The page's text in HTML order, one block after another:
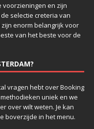
voorzieningen en zijn
selectie creteria van
enorm belangrijk voor
van het beste voor de
vragen hebt over Booking
uniek en we
over wilt weten. Je kan
boverzijde in het menu.